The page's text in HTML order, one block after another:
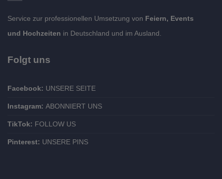
Service zur professionellen Umsetzung von Feiern, Events
und Hochzeiten in Deutschland und im Ausland.
Folgt uns
Facebook: UNSERE SEITE
Instagram: ABONNIERT UNS
TikTok: FOLLOW US
Pinterest: UNSERE PINS